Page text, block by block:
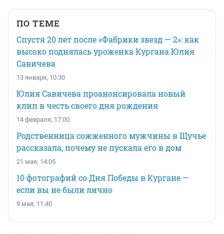
ПО ТЕМЕ
Спустя 20 лет после «Фабрики звезд — 2»: как
высоко поднялась уроженка Кургана Юлия
Савичева
13 января, 10:30
Юлия Савичева проанонсировала новый
клип в честь своего дня рождения
14 февраля, 17:00
Родственница сожженного мужчины в Щучье
рассказала, почему не пускала его в дом
21 мая, 14:05
10 фотографий со Дня Победы в Кургане —
если вы не были лично
9 мая, 11:40